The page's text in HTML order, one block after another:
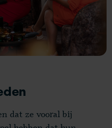
dat ze vooral bij